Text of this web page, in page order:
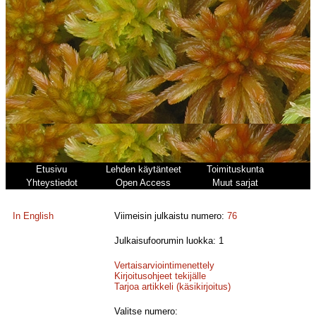
Etusivu Lehden käytänteet
Toimituskunta
Yhteystiedot
Open Access Muut sarjat
In English Viimeisin julkaistu numero:76
Julkaisufoorumin luokka: 1
Vertaisarviointimenettely
Kirjoitusohjeet tekijälle
Tarjoa artikkeli (käsikirjoitus)
Valitse numero: